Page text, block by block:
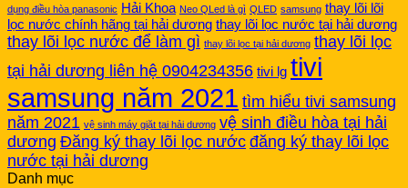
dụng điều hòa panasonic Hải Khoa Neo QLed là gì QLED samsung thay lõi lõi
lọc nước chính hãng tại hải dương thay lõi lọc nước tại hải dương
thay lõi lọc nước để làm gì thay lõi lọc tại hải dương thay lõi lọc
tại hải dương liên hệ 0904234356 tivi lg tivi
samsung năm 2021 tìm hiểu tivi samsung
năm 2021 vệ sinh máy giặt tại hải dương vệ sinh điều hòa tại hải
dương Đăng ký thay lõi lọc nước đăng ký thay lõi lọc
nước tại hải dương
Danh mục